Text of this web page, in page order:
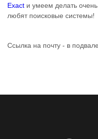
Exact и умеем делать
любят поисковые системы!
Ссылка на почту - в подвале